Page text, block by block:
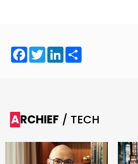
Facebook
TwitterLinkedIn
ARCHIEF / TECH